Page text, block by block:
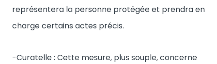
représentera la personne protégée et prendra en
charge certains actes précis.
-Curatelle : Cette mesure, plus souple, concerne